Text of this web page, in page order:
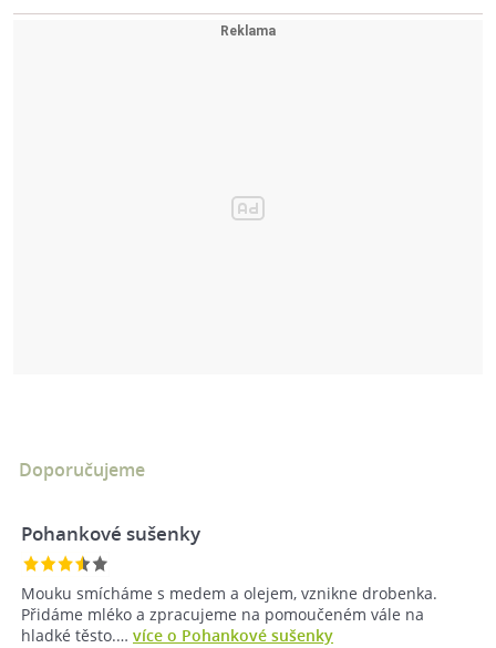
Doporučujeme
Pohankové sušenky
Mouku smícháme s medem a olejem, vznikne drobenka.
Přidáme mléko a zpracujeme na pomoučeném vále na
hladké těsto.… více o Pohankové sušenky